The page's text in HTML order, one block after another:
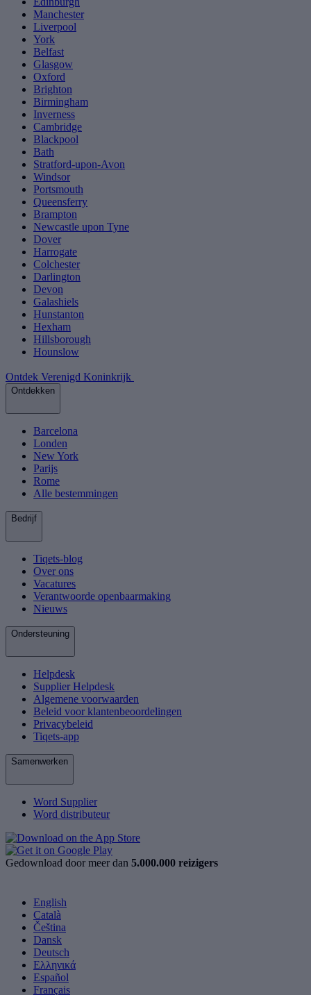
Manchester
Liverpool
York
Belfast
Glasgow
Oxford
Brighton
Birmingham
Inverness
Cambridge
Blackpool
Bath
Stratford-upon-Avon
Windsor
Portsmouth
Queensferry
Brampton
Newcastle upon Tyne
Dover
Harrogate
Colchester
Darlington
Devon
Galashiels
Hunstanton
Hexham
Hillsborough
Hounslow
Ontdek Verenigd Koninkrijk
Ontdekken
Barcelona
Londen
New York
Parijs
Rome
Alle bestemmingen
Bedrijf
Tiqets-blog
Over ons
Vacatures
Verantwoorde openbaarmaking
Nieuws
Ondersteuning
Helpdesk
Supplier Helpdesk
Algemene voorwaarden
Beleid voor klantenbeoordelingen
Privacybeleid
Tiqets-app
Samenwerken
Word Supplier
Word distributeur
Gedownload door meer dan 5.000.000 reizigers
English
Català
Čeština
Dansk
Deutsch
Ελληνικά
Español
Français